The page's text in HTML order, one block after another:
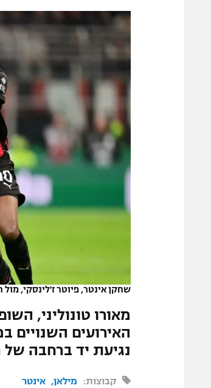
תקנון משתתפים וזוכים בפרסים
תקנון עבור פעילות אלקטרה
טניס
תנאי שימוש
מדיניות פרטיות
תקנון פעילות ספורט 1
רשיון להקרנה פומבית לבית עסק
הצטרפות לחבילת הערוצים
שחקן אינטר, פיוטר ז'לינסקי,
האירועים השנויים
נגיעת יד ברחבה של
קבוצות: מילאן אינטר